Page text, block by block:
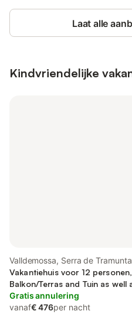
Laat alle
Kindvriendelijke
Valldemossa, Serra de
Vakantiehuis voor 12
Balkon/Terras and Tuin as well
Zwembad
Gratis annulering
vanaf€ 476per nacht